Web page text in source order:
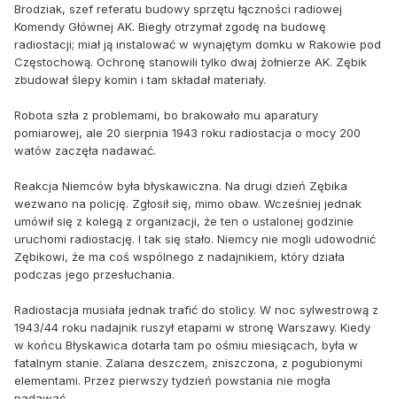
Brodziak, szef referatu budowy sprzętu łączności radiowej
Komendy Głównej AK. Biegły otrzymał zgodę na budowę
radiostacji; miał ją instalować w wynajętym domku w Rakowie pod
Częstochową. Ochronę stanowili tylko dwaj żołnierze AK. Zębik
zbudował ślepy komin i tam składał materiały.
Robota szła z problemami, bo brakowało mu aparatury
pomiarowej, ale 20 sierpnia 1943 roku radiostacja o mocy 200
watów zaczęła nadawać.
Reakcja Niemców była błyskawiczna. Na drugi dzień Zębika
wezwano na policję. Zgłosił się, mimo obaw. Wcześniej jednak
umówił się z kolegą z organizacji, że ten o ustalonej godzinie
uruchomi radiostację. I tak się stało. Niemcy nie mogli udowodnić
Zębikowi, że ma coś wspólnego z nadajnikiem, który działa
podczas jego przesłuchania.
Radiostacja musiała jednak trafić do stolicy. W noc sylwestrową z
1943/44 roku nadajnik ruszył etapami w stronę Warszawy. Kiedy
w końcu Błyskawica dotarła tam po ośmiu miesiącach, była w
fatalnym stanie. Zalana deszczem, zniszczona, z pogubionymi
elementami. Przez pierwszy tydzień powstania nie mogła